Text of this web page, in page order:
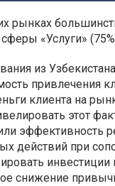
рынках
«Услуги»
из
привлечения
клиента на
этот
эффективность
действий при
снижение